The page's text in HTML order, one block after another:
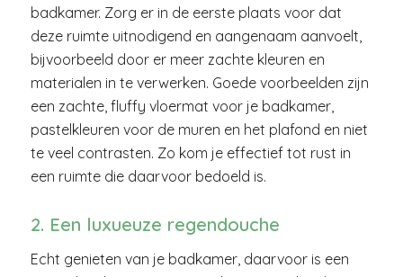
badkamer. Zorg er in de eerste plaats voor dat
deze ruimte uitnodigend en aangenaam aanvoelt,
bijvoorbeeld door er meer zachte kleuren en
materialen in te verwerken. Goede voorbeelden zijn
een zachte, fluffy vloermat voor je badkamer,
pastelkleuren voor de muren en het plafond en niet
te veel contrasten. Zo kom je effectief tot rust in
een ruimte die daarvoor bedoeld is.
2. Een luxueuze regendouche
Echt genieten van je badkamer, daarvoor is een